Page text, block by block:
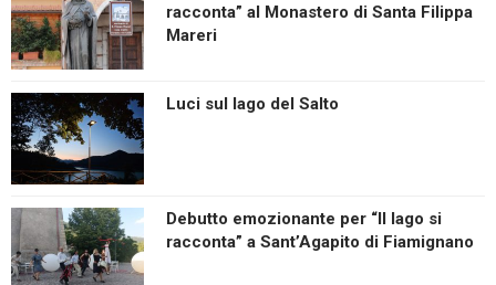
racconta” al Monastero di Santa Filippa
Mareri
Luci sul lago del Salto
Debutto emozionante per “Il lago si
racconta” a Sant’Agapito di Fiamignano